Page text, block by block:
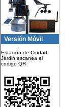
Versión Móvil
Estación de Ciudad
Jardin escanea el
codigo QR